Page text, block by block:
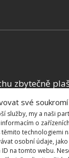
své soukromí
služby, my a naši
o
technologiemi
osobní údaje,
na tomto webu.
zbytečně
nad 14
traktory,